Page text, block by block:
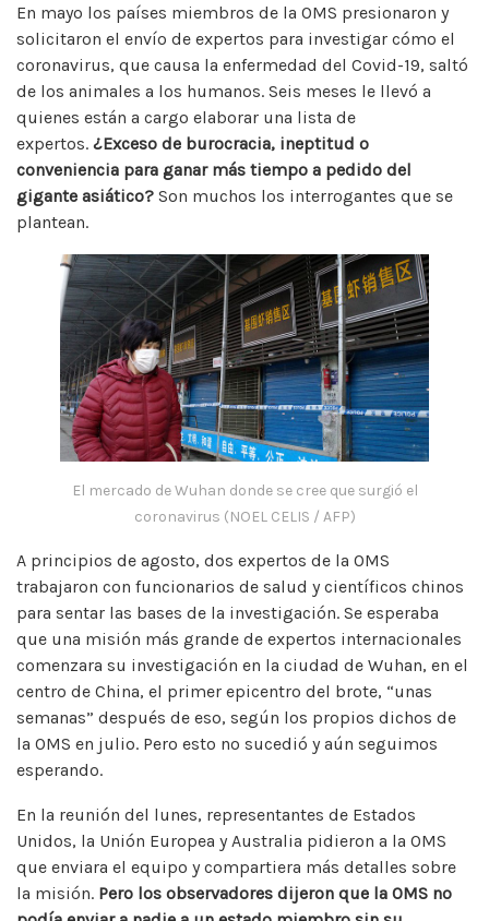
En mayo los países miembros de la OMS presionaron y
solicitaron el envío de expertos para investigar cómo el
coronavirus, que causa la enfermedad del Covid-19, saltó
de los animales a los humanos. Seis meses le llevó a
quienes están a cargo elaborar una lista de
expertos. ¿Exceso de burocracia, ineptitud o
conveniencia para ganar más tiempo a pedido del
gigante asiático? Son muchos los interrogantes que se
plantean.
El mercado de Wuhan donde se cree que surgió el
coronavirus (NOEL CELIS / AFP)
A principios de agosto, dos expertos de la OMS
trabajaron con funcionarios de salud y científicos chinos
para sentar las bases de la investigación. Se esperaba
que una misión más grande de expertos internacionales
comenzara su investigación en la ciudad de Wuhan, en el
centro de China, el primer epicentro del brote, “unas
semanas” después de eso, según los propios dichos de
la OMS en julio. Pero esto no sucedió y aún seguimos
esperando.
En la reunión del lunes, representantes de Estados
Unidos, la Unión Europea y Australia pidieron a la OMS
que enviara el equipo y compartiera más detalles sobre
la misión. Pero los observadores dijeron que la OMS no